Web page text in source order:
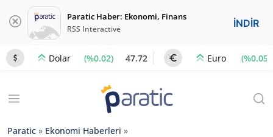
Paratic Haber: Ekonomi, Finans
RSS Interactive İNDİR
Dolar (%0.02) 47.72 Euro (%0.05)
Paratic » Ekonomi Haberleri »